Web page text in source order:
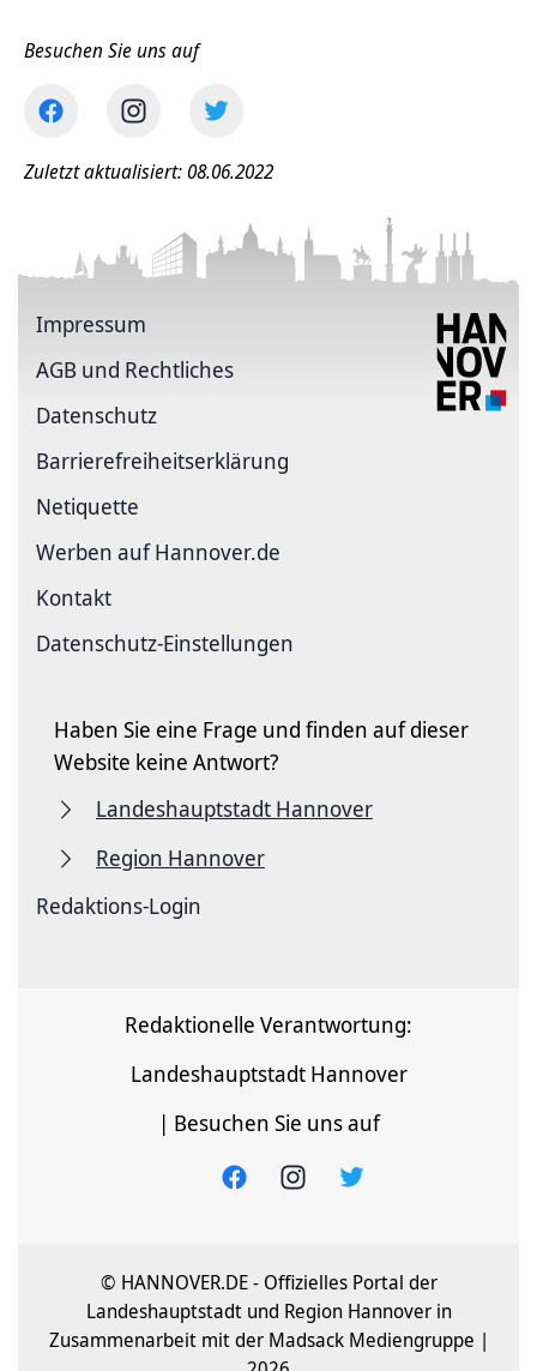
Besuchen Sie uns auf
Zuletzt aktualisiert: 08.06.2022
Impressum
AGB und Rechtliches
Datenschutz
Barriere­freiheits­erklärung
Netiquette
Werben auf Hannover.de
Kontakt
Datenschutz-Einstellungen
Haben Sie eine Frage und finden auf dieser
Website keine Antwort?
Landeshauptstadt Hannover
Region Hannover
Redaktions-Login
Redaktionelle Verantwortung:
Landeshauptstadt Hannover
| Besuchen Sie uns auf
© HANNOVER.DE - Offizielles Portal der
Landeshauptstadt und Region Hannover in
Zusammenarbeit mit der Madsack Mediengruppe |